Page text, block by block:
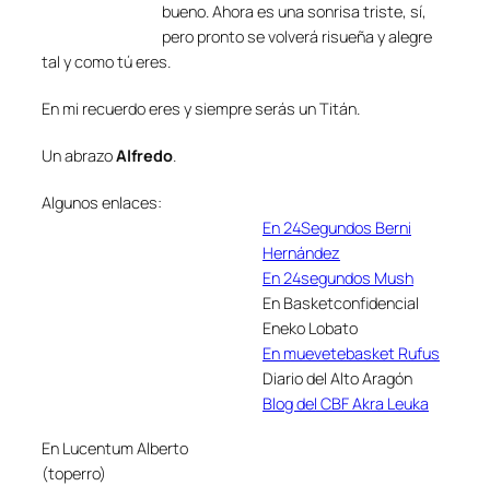
bueno. Ahora es una sonrisa triste, sí,
pero pronto se volverá risueña y alegre
tal y como tú eres.
En mi recuerdo eres y siempre serás un Titán.
Un abrazoAlfredo.
Algunos enlaces:
En 24Segundos Berni
Hernández
En 24segundos Mush
En Basketconfidencial
Eneko Lobato
En muevetebasket Rufus
Diario del Alto Aragón
Blog del CBF Akra Leuka
En Lucentum Alberto
(toperro)